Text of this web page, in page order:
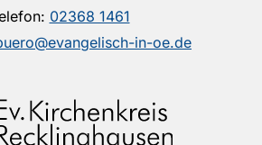
02368 1461
in-oe.de